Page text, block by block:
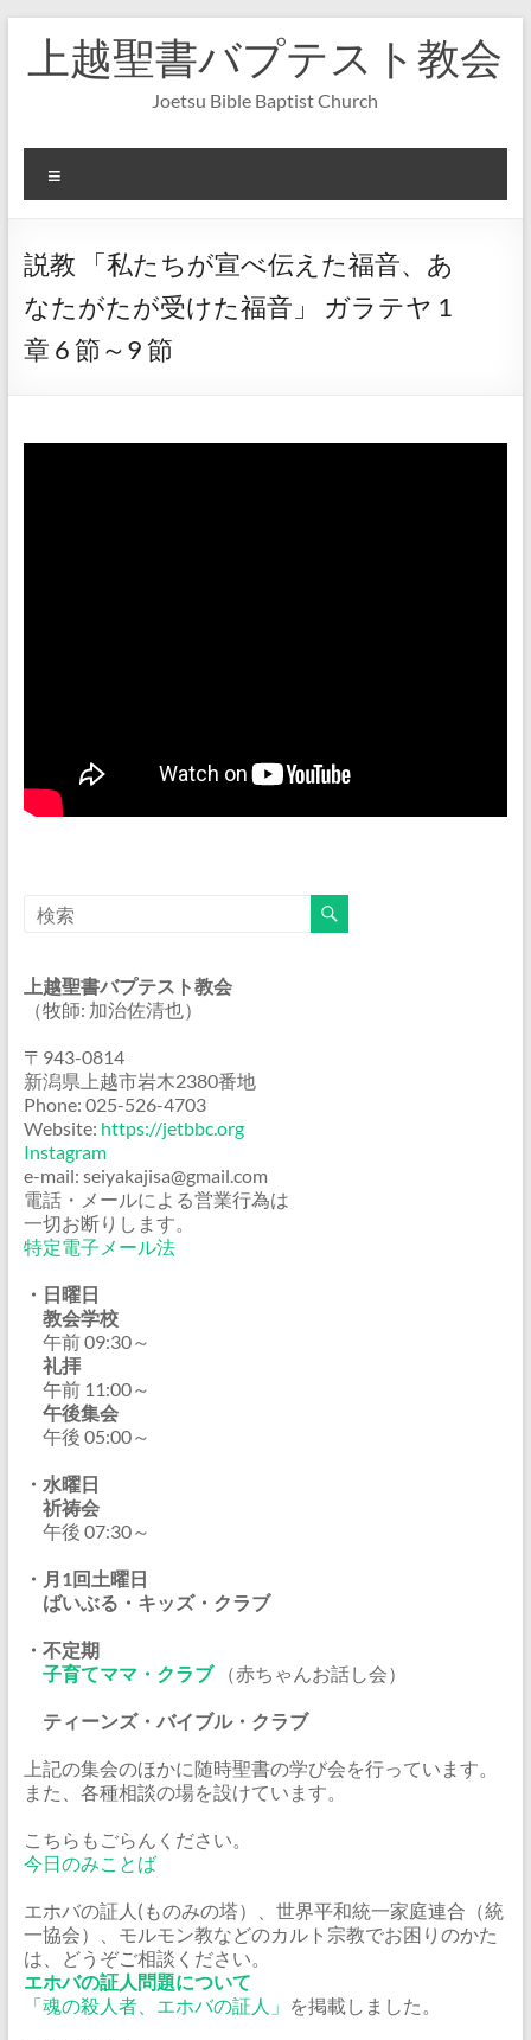
へ
上越聖書バプテスト教会
Joetsu Bible Baptist Church
ニ
ー
説教 「私たちが宣べ伝えた福音、あ
なたがたが受けた福音」 ガラテヤ 1
章 6 節～9 節
上越聖書バプテスト教会
（牧師: 加治佐清也）
〒943-0814
新潟県上越市岩木2380番地
Phone: 025-526-4703
Website: https://jetbbc.org
Instagram
e-mail: seiyakajisa@gmail.com
電話・メールによる営業行為は
一切お断りします。
特定電子メール法
・日曜日
教会学校
午前 09:30～
礼拝
午前 11:00～
午後集会
午後 05:00～
・水曜日
祈祷会
午後 07:30～
・月1回土曜日
ばいぶる・キッズ・クラブ
・不定期
子育てママ・クラブ（赤ちゃんお話し会）
ティーンズ・バイブル・クラブ
上記の集会のほかに随時聖書の学び会を行っています。
また、各種相談の場を設けています。
こちらもごらんください。
今日のみことば
エホバの証人(ものみの塔）、世界平和統一家庭連合（統
一協会）、モルモン教などのカルト宗教でお困りのかた
は、どうぞご相談ください。
エホバの証人問題について
「魂の殺人者、エホバの証人」 を掲載しました。